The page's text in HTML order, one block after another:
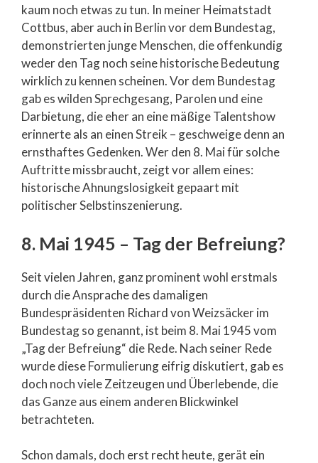
kaum noch etwas zu tun. In meiner Heimatstadt
Cottbus, aber auch in Berlin vor dem Bundestag,
demonstrierten junge Menschen, die offenkundig
weder den Tag noch seine historische Bedeutung
wirklich zu kennen scheinen. Vor dem Bundestag
gab es wilden Sprechgesang, Parolen und eine
Darbietung, die eher an eine mäßige Talentshow
erinnerte als an einen Streik – geschweige denn an
ernsthaftes Gedenken. Wer den 8. Mai für solche
Auftritte missbraucht, zeigt vor allem eines:
historische Ahnungslosigkeit gepaart mit
politischer Selbstinszenierung.
8. Mai 1945 – Tag der Befreiung?
Seit vielen Jahren, ganz prominent wohl erstmals
durch die Ansprache des damaligen
Bundespräsidenten Richard von Weizsäcker im
Bundestag so genannt, ist beim 8. Mai 1945 vom
„Tag der Befreiung“ die Rede. Nach seiner Rede
wurde diese Formulierung eifrig diskutiert, gab es
doch noch viele Zeitzeugen und Überlebende, die
das Ganze aus einem anderen Blickwinkel
betrachteten.
Schon damals, doch erst recht heute, gerät ein